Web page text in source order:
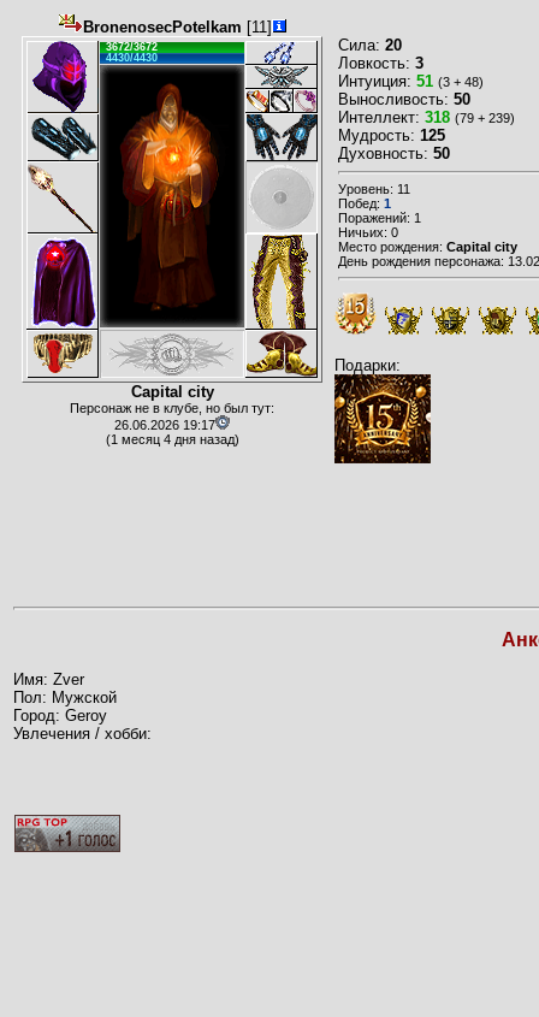
BronenosecPotelkam [11]
3672/3672
4430/4430
Capital city
Персонаж не в клубе, но был тут:
26.06.2026 19:17
(1 месяц 4 дня назад)
Сила: 20
Ловкость: 3
Интуиция: 51 (3 + 48)
Выносливость: 50
Интеллект: 318 (79 + 239)
Мудрость: 125
Духовность: 50
Уровень: 11
Побед: 1
Поражений: 1
Ничьих: 0
Место рождения: Capital city
День рождения персонажа:
Подарки:
Имя: Zver
Пол: Мужской
Город: Geroy
Увлечения / хобби: